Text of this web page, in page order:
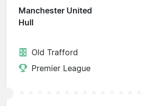
Manchester United
Hull
Old Trafford
Premier League